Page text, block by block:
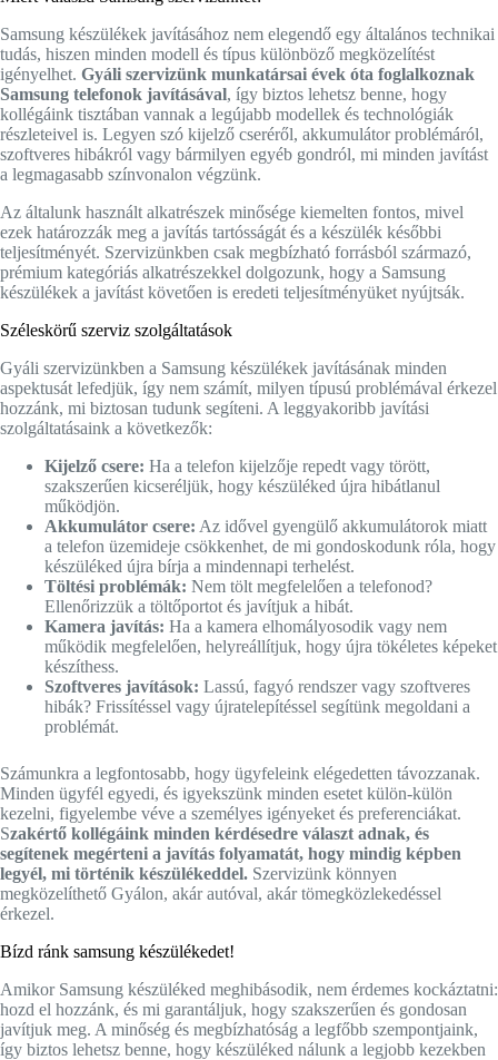
Samsung készülékek javításához nem elegendő egy általános technikai
tudás, hiszen minden modell és típus különböző megközelítést
igényelhet. Gyáli szervizünk munkatársai évek óta foglalkoznak
Samsung telefonok javításával, így biztos lehetsz benne, hogy
kollégáink tisztában vannak a legújabb modellek és technológiák
részleteivel is. Legyen szó kijelző cseréről, akkumulátor problémáról,
szoftveres hibákról vagy bármilyen egyéb gondról, mi minden javítást
a legmagasabb színvonalon végzünk.
Az általunk használt alkatrészek minősége kiemelten fontos, mivel
ezek határozzák meg a javítás tartósságát és a készülék későbbi
teljesítményét. Szervizünkben csak megbízható forrásból származó,
prémium kategóriás alkatrészekkel dolgozunk, hogy a Samsung
készülékek a javítást követően is eredeti teljesítményüket nyújtsák.
Széleskörű szerviz szolgáltatások
Gyáli szervizünkben a Samsung készülékek javításának minden
aspektusát lefedjük, így nem számít, milyen típusú problémával érkezel
hozzánk, mi biztosan tudunk segíteni. A leggyakoribb javítási
szolgáltatásaink a következők:
Kijelző csere: Ha a telefon kijelzője repedt vagy törött,
szakszerűen kicseréljük, hogy készüléked újra hibátlanul
működjön.
Akkumulátor csere: Az idővel gyengülő akkumulátorok miatt
a telefon üzemideje csökkenhet, de mi gondoskodunk róla, hogy
készüléked újra bírja a mindennapi terhelést.
Töltési problémák: Nem tölt megfelelően a telefonod?
Ellenőrizzük a töltőportot és javítjuk a hibát.
Kamera javítás: Ha a kamera elhomályosodik vagy nem
működik megfelelően, helyreállítjuk, hogy újra tökéletes képeket
készíthess.
Szoftveres javítások: Lassú, fagyó rendszer vagy szoftveres
hibák? Frissítéssel vagy újratelepítéssel segítünk megoldani a
problémát.
Számunkra a legfontosabb, hogy ügyfeleink elégedetten távozzanak.
Minden ügyfél egyedi, és igyekszünk minden esetet külön-külön
kezelni, figyelembe véve a személyes igényeket és preferenciákat.
Szakértő kollégáink minden kérdésedre választ adnak, és
segítenek megérteni a javítás folyamatát, hogy mindig képben
legyél, mi történik készülékeddel. Szervizünk könnyen
megközelíthető Gyálon, akár autóval, akár tömegközlekedéssel
érkezel.
Bízd ránk samsung készülékedet!
Amikor Samsung készüléked meghibásodik, nem érdemes kockáztatni:
hozd el hozzánk, és mi garantáljuk, hogy szakszerűen és gondosan
javítjuk meg. A minőség és megbízhatóság a legfőbb szempontjaink,
így biztos lehetsz benne, hogy készüléked nálunk a legjobb kezekben